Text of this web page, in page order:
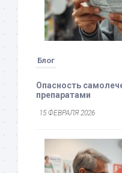
Блог
Опасность
препаратами
15 ФЕВРАЛЯ 2026